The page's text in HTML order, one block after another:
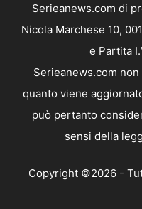
Serieanews.com di
Nicola Marchese 10,
e Partita
Serieanews.com
quanto viene
può pertanto
sensi della
Copyright ©2026 -